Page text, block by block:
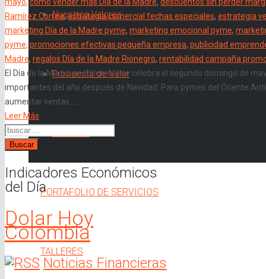
Nuestros Valores
Propuesta de Valor
Servicios
PORTAFOLIO DE SERVICIOS
TALLERES
Ramírez Correa,estrategia comercial fechas especiales, estrategia
marketing Día de la Madre pyme, marketing emocional pyme,
pyme, promociones efectivas pequeña empresa, publicidad
Madre, regalos Día de la Madre Rionegro, rentabilidad campaña
El Día de la Madre en Colombia se celebra el segundo domingo de
importantes del año después de Navidad. Para pymes del Oriente
aumentar ventas…...
Leer Más
Buscar
Indicadores Económicos
del Día
Dolar Hoy
Colombia
Noticias Financieras